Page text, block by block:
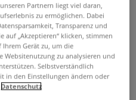
Grautöne
Partnern liegt viel daran,
zu ermöglichen. Dabei
Transparenz und
auf „Akzeptieren“ klicken, stimmen
Ihrem Gerät zu, um die
Websitenutzung zu analysieren und
Selbstverständlich
in den Einstellungen ändern oder
Datenschutz